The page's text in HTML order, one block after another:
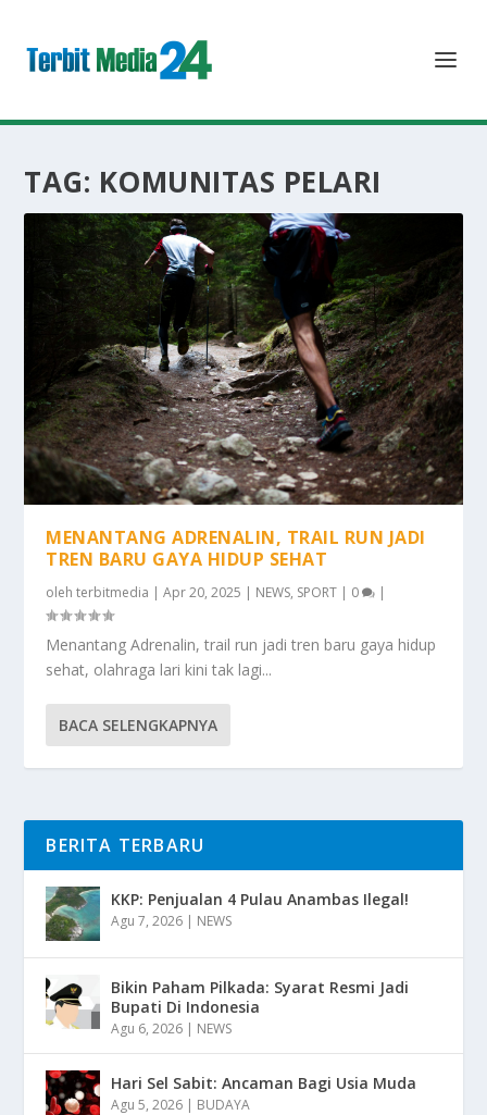
TAG: KOMUNITAS PELARI
MENANTANG ADRENALIN, TRAIL RUN JADI
TREN BARU GAYA HIDUP SEHAT
olehterbitmedia |Apr 20, 2025 | NEWS, SPORT | 0 |
Menantang Adrenalin, trail run jadi tren baru gaya hidup
sehat, olahraga lari kini tak lagi...
BACA SELENGKAPNYA
BERITA TERBARU
KKP: Penjualan 4 Pulau Anambas Ilegal!
Agu 7, 2026 | NEWS
Bikin Paham Pilkada: Syarat Resmi Jadi
Bupati Di Indonesia
Agu 6, 2026 | NEWS
Hari Sel Sabit: Ancaman Bagi Usia Muda
Agu 5, 2026 | BUDAYA